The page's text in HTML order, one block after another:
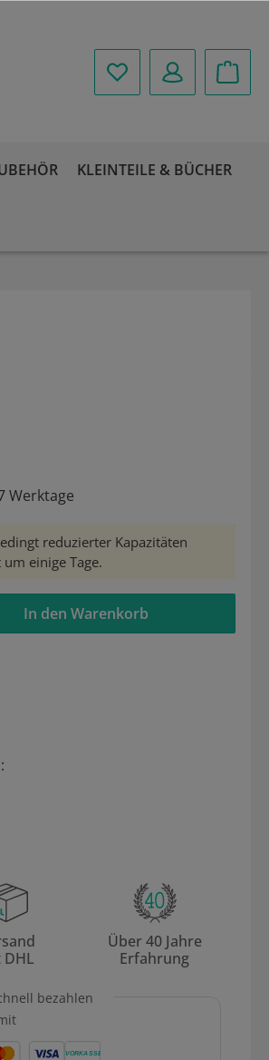
KLEINTEILE & BÜCHER
Werktage
reduzierter Kapazitäten
einige Tage.
In den Warenkorb
Über 40 Jahre
Erfahrung
bezahlen